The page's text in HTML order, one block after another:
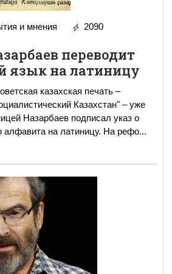
и мнения
2090
переводит
язык на латиницу
казахская печать –
Казахстан" – уже
указ о
алфавита на латиницу. На рефо...